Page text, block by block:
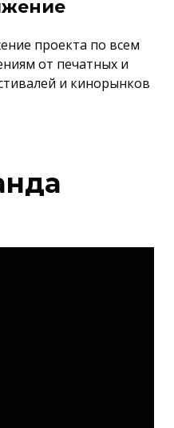
проекта по всем
от печатных и
и кинорынков